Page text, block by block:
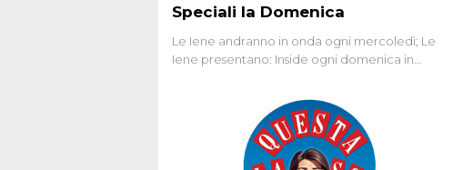
Speciali la Domenica
Le Iene andranno in onda ogni mercoledì; Le
Iene presentano: Inside ogni domenica in